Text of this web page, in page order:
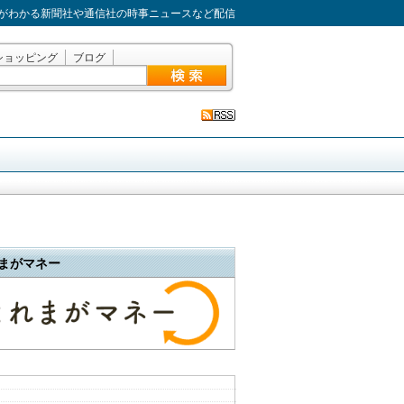
わかる新聞社や通信社の時事ニュースなど配信
ョッピング ブログ
がマネー